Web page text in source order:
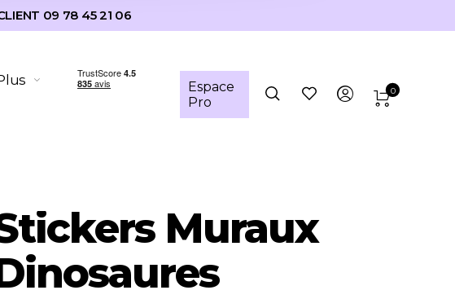
09 78 45 21 06
Espace
Pro
0
Muraux